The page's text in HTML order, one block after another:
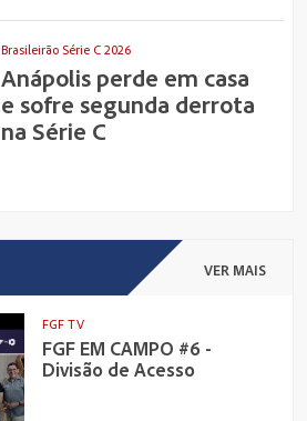
Brasileirão Série C 2026
Anápolis perde em casa
e sofre segunda derrota
na Série C
VER MAIS
FGF TV
FGF EM CAMPO #6 -
Divisão de Acesso